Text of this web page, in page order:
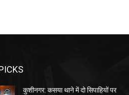
कुशीनगर: कसया थाने में दो सिपाहियों पर